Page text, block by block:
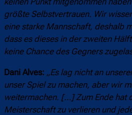
größte Selbstvertrauen. Wir
eine starke Mannschaft, deshalb
dass es dieses in der zweiten
keine Chance des Gegners
Dani Alves: „Es lag nicht an
unser Spiel zu machen, aber wir
weitermachen. […] Zum Ende hat
Meisterschaft zu verlieren und